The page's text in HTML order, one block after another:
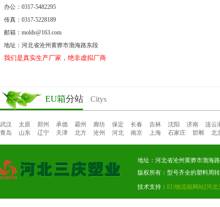
办公：0317-5482295
传真：0317-5228189
邮箱：molds@163.com
地址：河北省沧州黄骅市渤海路东段
我们是真实生产厂家，绝非虚拟厂商。
EU箱分站 Citys
武汉 太原 郑州 承德 霸州 廊坊 保定 长春 吉林 沈阳 济南
连云
青岛
山东 辽宁 天津 北方 沧州 河北 南京 上海 石家庄 邯郸 北
地址：河北省沧州黄骅市渤
版权所有：型号齐全的塑料周
技术支持： EU物流箱网站[河北